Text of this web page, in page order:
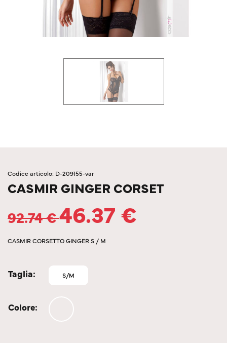
Codice articolo: D-209155-var
CASMIR GINGER CORSET
92.74€46.37€
CASMIR CORSETTO GINGER S / M
Taglia S/M
Colore